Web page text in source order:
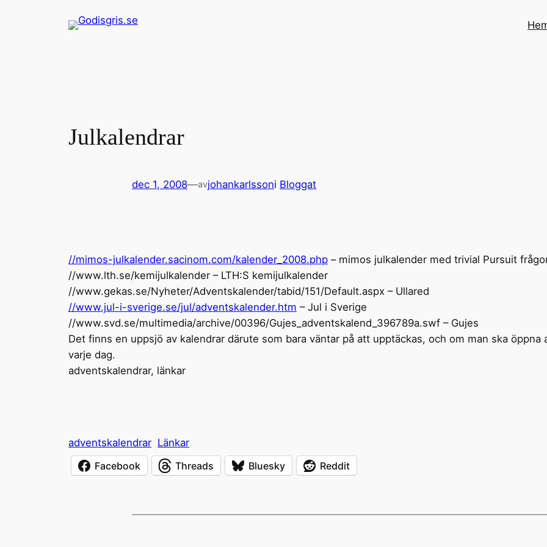
Julkalendrar
dec 1, 2008—avjohankarlssoni Bloggat
//mimos-julkalender.sacinom.com/kalender_2008.php – mimos julkalender med trivial Pursuit
//www.lth.se/kemijulkalender – LTH:S kemijulkalender
//www.gekas.se/Nyheter/Adventskalender/tabid/151/Default.aspx – Ullared
//www.jul-i-sverige.se/jul/adventskalender.htm – Jul i Sverige
//www.svd.se/multimedia/archive/00396/Gujes_adventskalend_396789a.swf – Gujes
Det finns en uppsjö av kalendrar därute som bara väntar på att upptäckas, och om man ska
varje dag.
adventskalendrar, länkar
adventskalendrar Länkar
Facebook
Threads Bluesky Reddit